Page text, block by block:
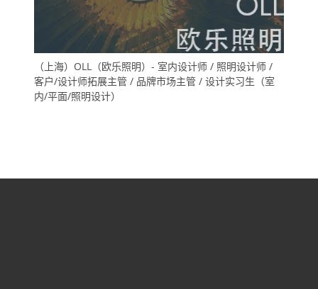
（上海）OLL（欧乐照明）- 室内设计师 / 照明设计师 /
客户/设计师拓展主管 / 品牌市场主管 / 设计实习生（室
内/平面/照明设计）